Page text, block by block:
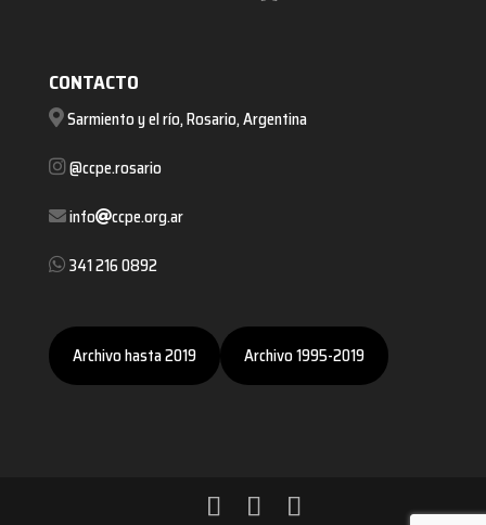
CONTACTO
Sarmiento y el río, Rosario, Argentina
@ccpe.rosario
info
ccpe.org.ar
341 216 0892
Archivo hasta 2019 Archivo 1995-2019